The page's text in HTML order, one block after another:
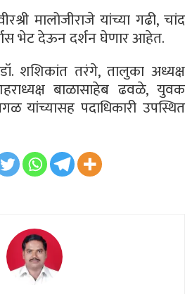
मालोजीराजे यांच्या गढी, चांद
भेट देऊन दर्शन घेणार आहेत.
शशिकांत तरंगे, तालुका अध्यक्ष
बाळासाहेब ढवळे, युवक
यांच्यासह पदाधिकारी उपस्थित